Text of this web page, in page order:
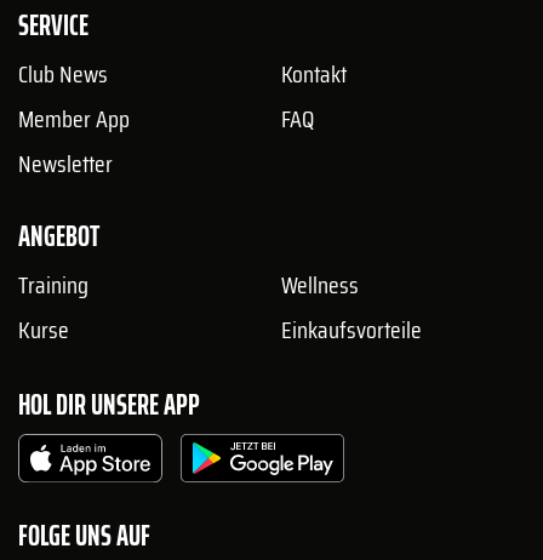
SERVICE
Club News
Member App
Newsletter
Kontakt
FAQ
ANGEBOT
Training
Kurse
Wellness
Einkaufsvorteile
HOL DIR UNSERE APP
FOLGE UNS AUF